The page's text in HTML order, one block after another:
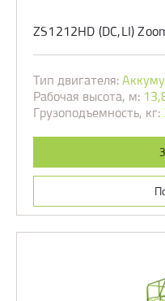
ZS1212HD (DC,LI)
Тип двигателя:
Рабочая высота, м:
Грузоподъемность, кг: